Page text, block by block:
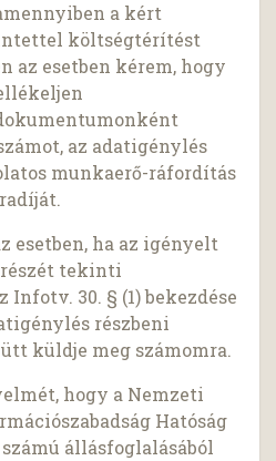
a kért
költségtérítést
az esetben kérem, hogy
az adatigénylés
munkaerő-ráfordítás
esetben, ha az igényelt
tekinti
30. § (1) bekezdése
részbeni
küldje meg számomra.
hogy a Nemzeti
Hatóság
állásfoglalásából